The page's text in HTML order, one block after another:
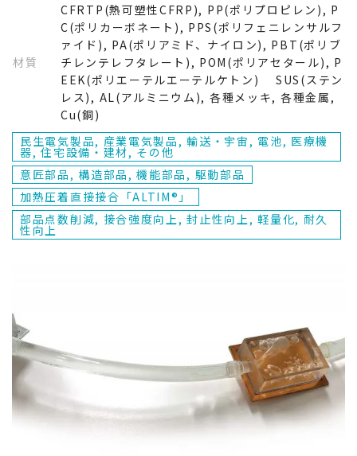
業界から探す
産業電気製品
輸送・宇宙
電池
CFRTP(熱可塑性CFRP)
PP(ポリプロピレン)
PC(ポリカーボネート)
PPS(ポリフェニレンサルファイド)
PA(ポリアミド、ナイロン)
ABS(アクリロニトリル・ブタジエン・スチレン)
PBT(ポリブチレンテレフタレート)
POM(ポリアセタール)
PEEK(ポリエーテルエーテルケトン)
意匠部品
構造部品
接合方式から探す
加熱圧着直接接合「ALTIM®」
製品付加特性から探す
部品点数削減
接合強度向上
軽量化
小型化
高意匠性
材質
CFRTP(熱可塑性CFRP), PP(ポリプロピレン), P
C(ポリカーボネート), PPS(ポリフェニレンサルフ
ァイド), PA(ポリアミド、ナイロン), PBT(ポリブ
チレンテレフタレート), POM(ポリアセタール), P
EEK(ポリエーテルエーテルケトン) SUS(ステン
レス), AL(アルミニウム), 各種メッキ, 各種金属,
Cu(銅)
民生電気製品, 産業電気製品, 輸送・宇宙, 電池, 医療機
器, 住宅設備・建材, その他
意匠部品, 構造部品, 機能部品, 駆動部品
加熱圧着直接接合「ALTIM®」
部品点数削減, 接合強度向上, 封止性向上, 軽量化, 耐久
性向上